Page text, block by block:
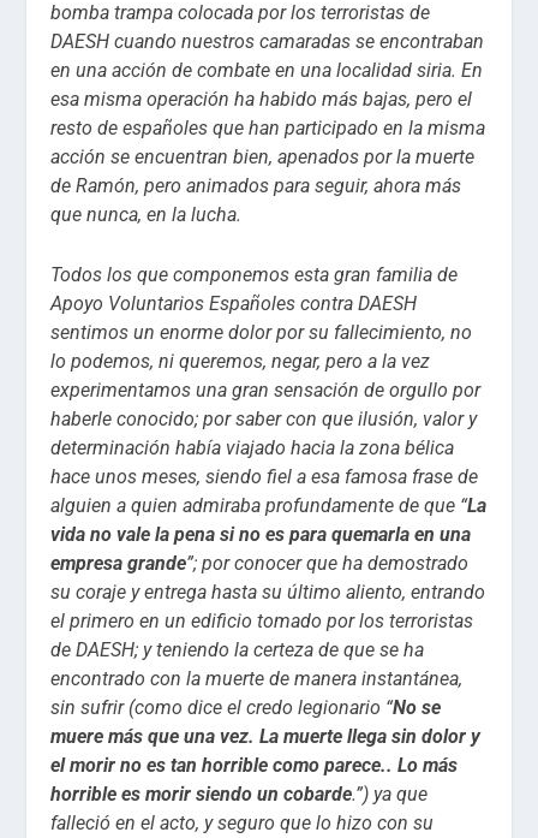
bomba trampa colocada por los terroristas de
DAESH cuando nuestros camaradas se encontraban
en una acción de combate en una localidad siria. En
esa misma operación ha habido más bajas, pero el
resto de españoles que han participado en la misma
acción se encuentran bien, apenados por la muerte
de Ramón, pero animados para seguir, ahora más
que nunca, en la lucha.
Todos los que componemos esta gran familia de
Apoyo Voluntarios Españoles contra DAESH
sentimos un enorme dolor por su fallecimiento, no
lo podemos, ni queremos, negar, pero a la vez
experimentamos una gran sensación de orgullo por
haberle conocido; por saber con que ilusión, valor y
determinación había viajado hacia la zona bélica
hace unos meses, siendo fiel a esa famosa frase de
alguien a quien admiraba profundamente de que “La
vida no vale la pena si no es para quemarla en una
empresa grande”; por conocer que ha demostrado
su coraje y entrega hasta su último aliento, entrando
el primero en un edificio tomado por los terroristas
de DAESH; y teniendo la certeza de que se ha
encontrado con la muerte de manera instantánea,
sin sufrir (como dice el credo legionario “No se
muere más que una vez. La muerte llega sin dolor y
el morir no es tan horrible como parece.. Lo más
horrible es morir siendo un cobarde.”) ya que
falleció en el acto, y seguro que lo hizo con su